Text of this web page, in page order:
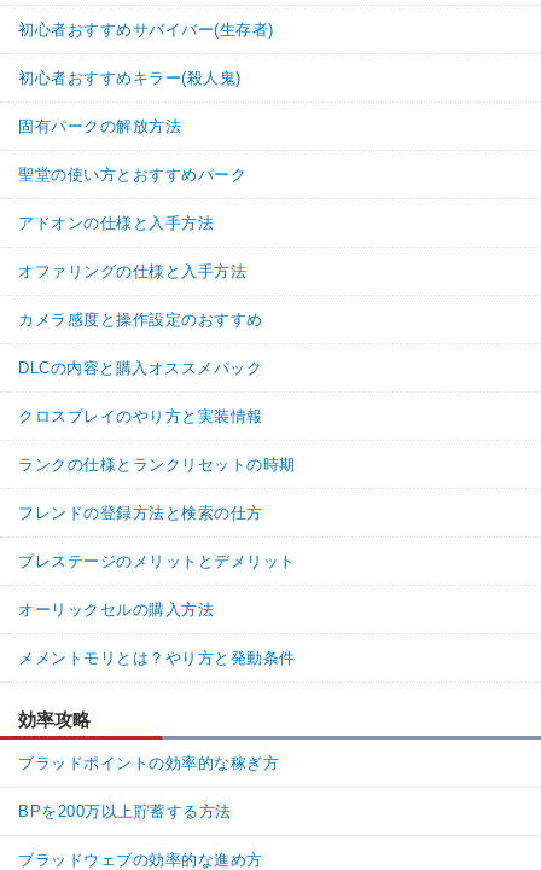
初心者おすすめサバイバー(生存者)
初心者おすすめキラー(殺人鬼)
固有パークの解放方法
聖堂の使い方とおすすめパーク
アドオンの仕様と入手方法
オファリングの仕様と入手方法
カメラ感度と操作設定のおすすめ
DLCの内容と購入オススメパック
クロスプレイのやり方と実装情報
ランクの仕様とランクリセットの時期
フレンドの登録方法と検索の仕方
プレステージのメリットとデメリット
オーリックセルの購入方法
メメントモリとは？やり方と発動条件
効率攻略
ブラッドポイントの効率的な稼ぎ方
BPを200万以上貯蓄する方法
ブラッドウェブの効率的な進め方